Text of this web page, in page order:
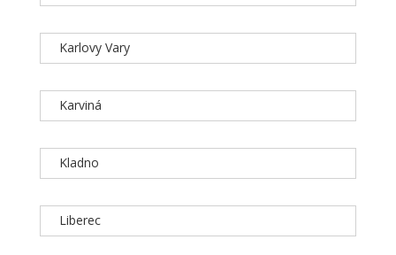
Karlovy Vary
Karviná
Kladno
Liberec